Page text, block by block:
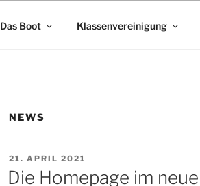
Das Boot Klassenvereinigung
NEWS
VERÖFFENTLICHT
AM
21. APRIL 2021
Die Homepage im